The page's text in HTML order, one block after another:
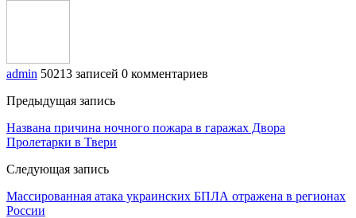
admin 50213 записей 0 комментариев
Предыдущая запись
Названа причина ночного пожара в гаражах Двора
Пролетарки в Твери
Следующая запись
Массированная атака украинских БПЛА отражена в регионах
России